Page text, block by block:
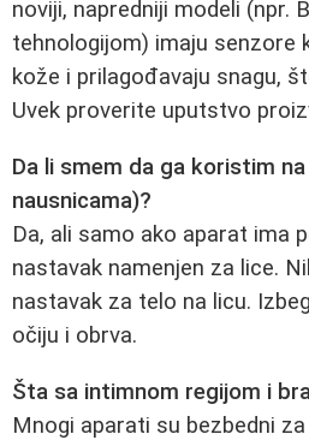
noviji, napredniji modeli (npr.
tehnologijom) imaju senzore
kože i prilagođavaju snagu,
Uvek proverite uputstvo
Da li smem da ga koristim
nausnicama)?
Da, ali samo ako aparat ima
nastavak namenjen za lice.
nastavak za telo na licu.
očiju i obrva.
Šta sa intimnom regijom i
Mnogi aparati su bezbedni